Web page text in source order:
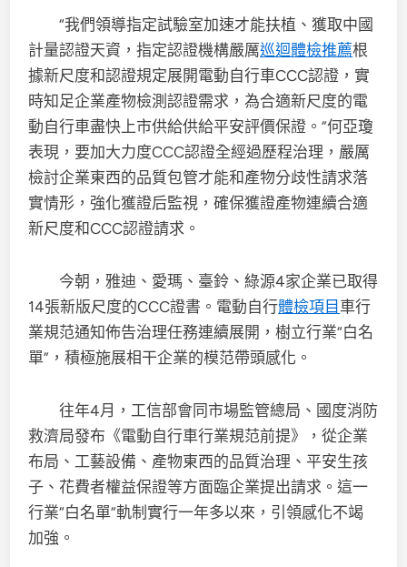
“我們領導指定試驗室加速才能扶植、獲取中國
計量認證天資，指定認證機構嚴厲巡迴體檢推薦根
據新尺度和認證規定展開電動自行車CCC認證，實
時知足企業產物檢測認證需求，為合適新尺度的電
動自行車盡快上市供給供給平安評價保證。”何亞瓊
表現，要加大力度CCC認證全經過歷程治理，嚴厲
檢討企業東西的品質包管才能和產物分歧性請求落
實情形，強化獲證后監視，確保獲證產物連續合適
新尺度和CCC認證請求。
今朝，雅迪、愛瑪、臺鈴、綠源4家企業已取得
14張新版尺度的CCC證書。電動自行體檢項目 車行
業規范通知佈告治理任務連續展開，樹立行業“白名
單”，積極施展相干企業的模范帶頭感化。
往年4月，工信部會同市場監管總局、國度消防
救濟局發布《電動自行車行業規范前提》，從企業
布局、工藝設備、產物東西的品質治理、平安生孩
子、花費者權益保證等方面臨企業提出請求。這一
行業“白名單”軌制實行一年多以來，引領感化不竭
加強。